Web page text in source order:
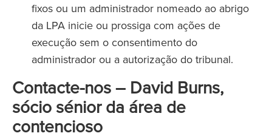
fixos ou um administrador nomeado ao abrigo
da LPA inicie ou prossiga com ações de
execução sem o consentimento do
administrador ou a autorização do tribunal.
Contacte-nos – David Burns,
sócio sénior da área de
contencioso